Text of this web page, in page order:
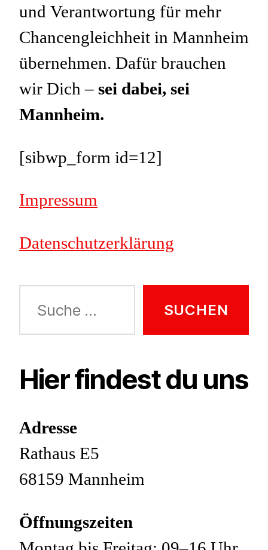
und Verantwortung für mehr
Chancengleichheit in Mannheim
übernehmen. Dafür brauchen
wir Dich –sei dabei, sei
Mannheim.
[sibwp_form id=12]
Impressum
Datenschutzerklärung
nach:
Hier findest du uns
Adresse
Rathaus E5
68159 Mannheim
Öffnungszeiten